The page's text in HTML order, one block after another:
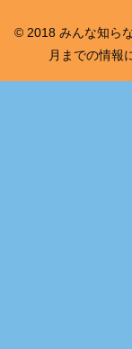
© 2018 みんな知ら
月までの情報